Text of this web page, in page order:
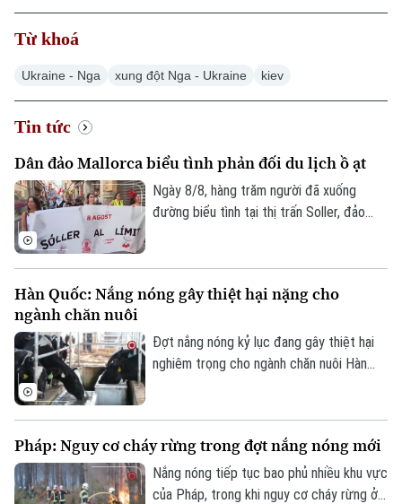
Từ khoá
Ukraine - Nga xung đột Nga - Ukraine kiev
Tin tức
Dân đảo Mallorca biểu tình phản đối du lịch ồ ạt
Ngày 8/8, hàng trăm người đã xuống
đường biểu tình tại thị trấn Soller, đảo
của người dân địa phương.
Hàn Quốc: Nắng nóng gây thiệt hại nặng cho
ngành chăn nuôi
Đợt nắng nóng kỷ lục đang gây thiệt hại
nghiêm trọng cho ngành chăn nuôi Hàn
cầm đã chết do thời tiết cực đoan.
Pháp: Nguy cơ cháy rừng trong đợt nắng nóng mới
Nắng nóng tiếp tục bao phủ nhiều khu vực
của Pháp, trong khi nguy cơ cháy rừng ở